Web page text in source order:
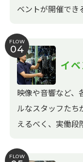
ベントが開催でき
FLOW
04
イ
映像や音響など、
ルなスタッフたち
えるべく、実働段
FLOW